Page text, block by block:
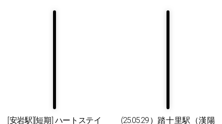
[安岩駅][短期] ハートステイ
(25.05.29）踏十里駅（漢陽